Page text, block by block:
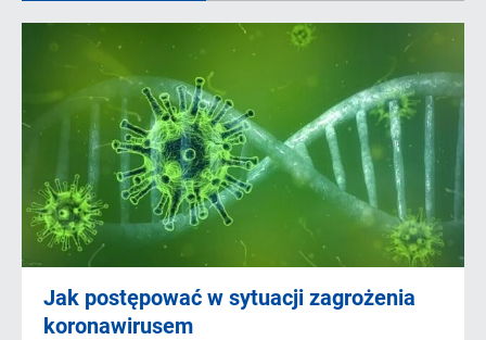
Jak postępować w sytuacji zagrożenia
koronawirusem